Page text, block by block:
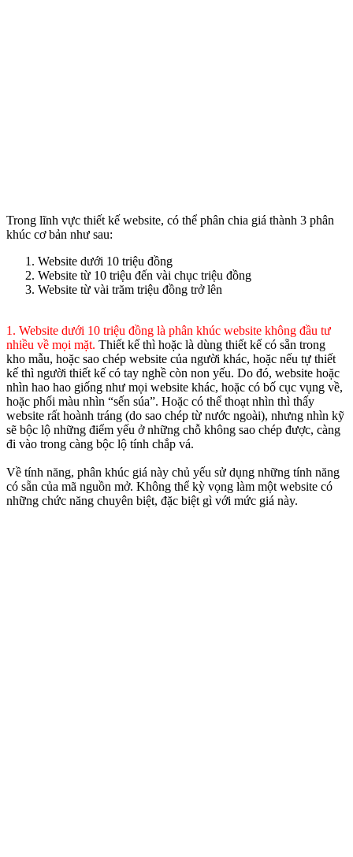
Trong lĩnh vực thiết kế website, có thể phân chia giá thành 3 phân
khúc cơ bản như sau:
Website dưới 10 triệu đồng
Website từ 10 triệu đến vài chục triệu đồng
Website từ vài trăm triệu đồng trở lên
1. Website dưới 10 triệu đồng là phân khúc website không đầu tư
nhiều về mọi mặt. Thiết kế thì hoặc là dùng thiết kế có sẵn trong
kho mẫu, hoặc sao chép website của người khác, hoặc nếu tự thiết
kế thì người thiết kế có tay nghề còn non yếu. Do đó, website hoặc
nhìn hao hao giống như mọi website khác, hoặc có bố cục vụng về,
hoặc phối màu nhìn “sến súa”. Hoặc có thể thoạt nhìn thì thấy
website rất hoành tráng (do sao chép từ nước ngoài), nhưng nhìn kỹ
sẽ bộc lộ những điểm yếu ở những chỗ không sao chép được, càng
đi vào trong càng bộc lộ tính chắp vá.
Về tính năng, phân khúc giá này chủ yếu sử dụng những tính năng
có sẵn của mã nguồn mở. Không thể kỳ vọng làm một website có
những chức năng chuyên biệt, đặc biệt gì với mức giá này.